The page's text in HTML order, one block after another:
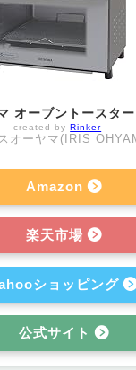
オーブントースタ
created byRinker
オーヤマ(IRIS
Amazon
楽天市場
ショッピング
公式サイト